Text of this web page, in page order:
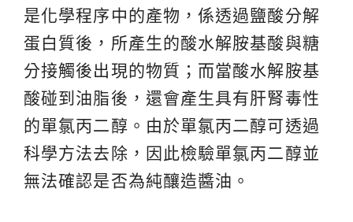
是化學程序中的產物，係透過鹽酸分解
蛋白質後，所產生的酸水解胺基酸與糖
分接觸後出現的物質；而當酸水解胺基
酸碰到油脂後，還會產生具有肝腎毒性
的單氯丙二醇。由於單氯丙二醇可透過
科學方法去除，因此檢驗單氯丙二醇並
無法確認是否為純釀造醬油。